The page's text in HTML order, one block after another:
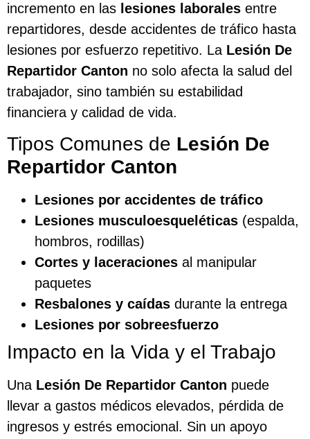
incremento en las lesiones laborales entre
repartidores, desde accidentes de tráfico hasta
lesiones por esfuerzo repetitivo. La Lesión De
Repartidor Canton no solo afecta la salud del
trabajador, sino también su estabilidad
financiera y calidad de vida.
Tipos Comunes de Lesión De
Repartidor Canton
Lesiones por accidentes de tráfico
Lesiones musculoesqueléticas (espalda,
hombros, rodillas)
Cortes y laceraciones al manipular
paquetes
Resbalones y caídas durante la entrega
Lesiones por sobreesfuerzo
Impacto en la Vida y el Trabajo
Una Lesión De Repartidor Canton puede
llevar a gastos médicos elevados, pérdida de
ingresos y estrés emocional. Sin un apoyo